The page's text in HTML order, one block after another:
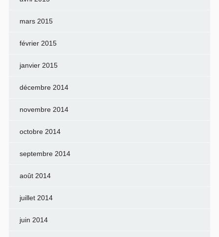
mars 2015
février 2015
janvier 2015
décembre 2014
novembre 2014
octobre 2014
septembre 2014
août 2014
juillet 2014
juin 2014